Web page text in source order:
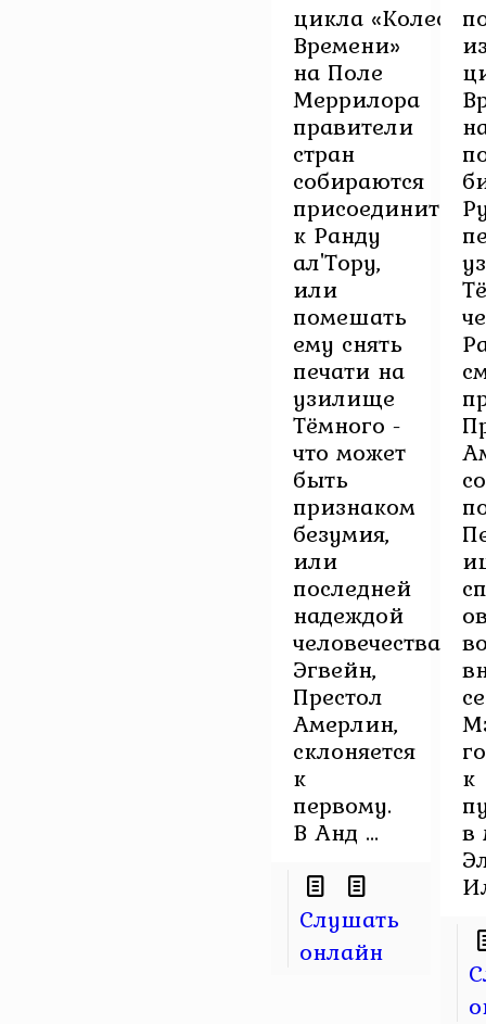
цикла «Колесо
Времени»
на Поле
Меррилора
правители
стран
собираются
присоединиться
к Ранду
ал'Тору,
или
помешать
ему снять
печати на
узилище
Тёмного -
что может
быть
признаком
безумия,
или
последней
надеждой
человечества.
Эгвейн,
Престол
Амерлин,
склоняется
к
первому.
В Анд ...
Слушать
онлайн
к
в